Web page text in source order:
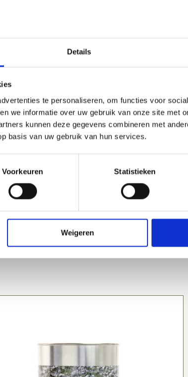
Details
te personaliseren, om functies voor
we informatie over uw gebruik van onze site met
kunnen deze gegevens combineren met
basis van uw gebruik van hun services.
Voorkeuren Statistieken
Weigeren
varkensharen kwast of de Allbäck kwasten,